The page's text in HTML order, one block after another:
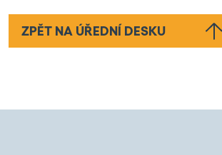
ZPĚT NA ÚŘEDNÍ DESKU